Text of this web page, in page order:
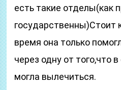
есть такие отделы(как
государственны)Стоит
время она только
через одну от того,что
могла вылечиться.